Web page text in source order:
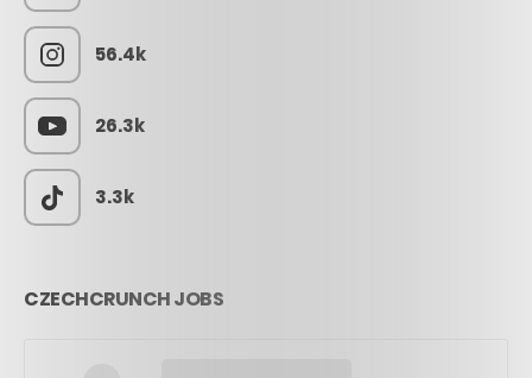
56.4k
26.3k
3.3k
CZECHCRUNCH JOBS